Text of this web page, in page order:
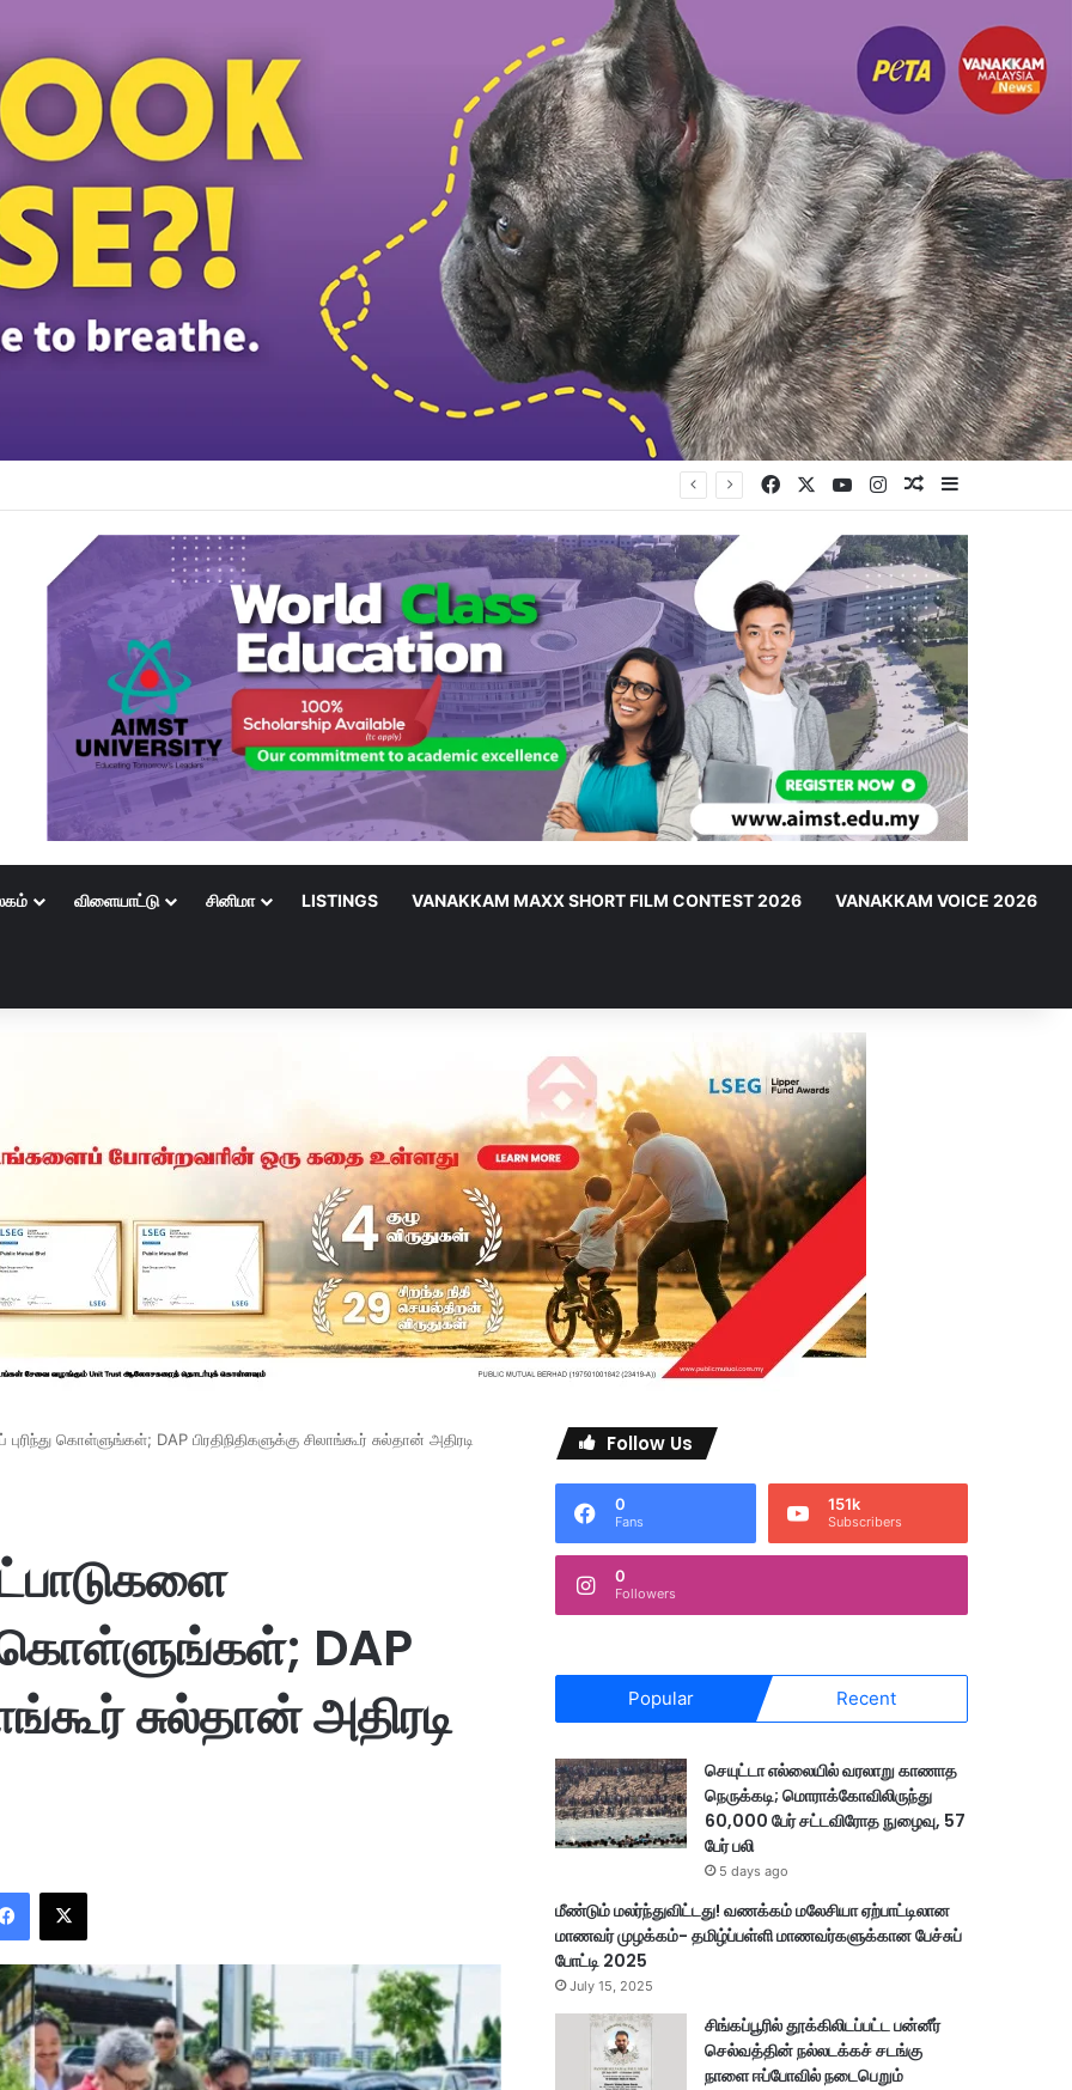
MPV வாகனம் காட்டு யானைக் கூட்டத்தின் மீது மோதியதில் தம்பதியினர் காயமடைந்தனர் Facebook YouTubeInstagramRandom Article
விளையாட்டு சினிமா LISTINGS VANAKKAM MAXX SHORT FILM CONTEST 2026 VANAKKAM VOICE 2026
கொள்ளுங்கள்; DAP பிரதிநிதிகளுக்கு சிலாங்கூர் சுல்தான் அதிரடி
கொள்ளுங்கள்; DAP
சுல்தான் அதிரடி
Follow Us
0
Fans
151k
Subscribers
0
Followers
Popular Recent
செயுட்டா எல்லையில் வரலாறு காணாத
நெருக்கடி; மொராக்கோவிலிருந்து
60,000 பேர் சட்டவிரோத நுழைவு, 57
பேர் பலி
5 days ago
மீண்டும் மலர்ந்துவிட்டது! வணக்கம் மலேசியா ஏற்பாட்டிலான
மாணவர் முழக்கம்- தமிழ்ப்பள்ளி மாணவர்களுக்கான பேச்சுப்
போட்டி 2025
July 15, 2025
சிங்கப்பூரில் தூக்கிலிடப்பட்ட பன்னீர்
செல்வத்தின் நல்லடக்கச் சடங்கு
நாளை ஈப்போவில் நடைபெறும்